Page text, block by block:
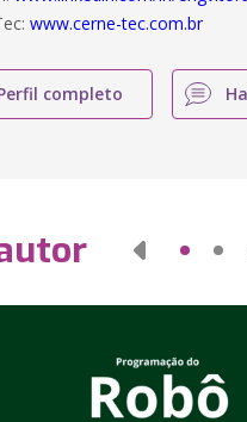
www.cerne-tec.com.br
completo